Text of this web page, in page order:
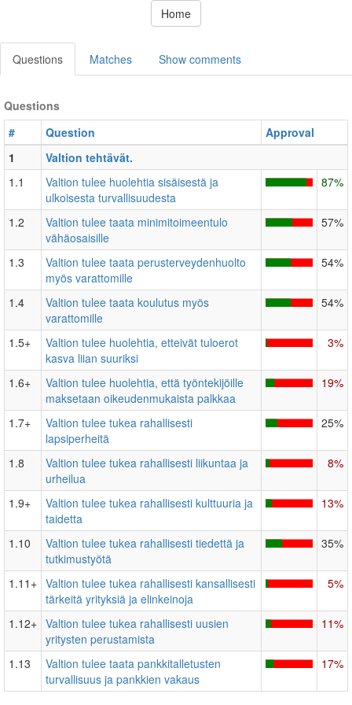
Home
Questions Matches Show comments
Questions
#
Question
Approval
1
Valtion tehtävät.
1.1
Valtion tulee huolehtia sisäisestä ja
ulkoisesta turvallisuudesta
87%
1.2
Valtion tulee taata minimitoimeentulo
vähäosaisille
57%
1.3
Valtion tulee taata perusterveydenhuolto
myös varattomille
54%
1.4
Valtion tulee taata koulutus myös
varattomille
54%
1.5+
Valtion tulee huolehtia, etteivät tuloerot
kasva liian suuriksi
3%
1.6+
Valtion tulee huolehtia, että työntekijöille
maksetaan oikeudenmukaista palkkaa
19%
1.7+
Valtion tulee tukea rahallisesti
lapsiperheitä
25%
1.8
Valtion tulee tukea rahallisesti liikuntaa ja
urheilua
8%
1.9+
Valtion tulee tukea rahallisesti kulttuuria ja
taidetta
13%
1.10
Valtion tulee tukea rahallisesti tiedettä ja
tutkimustyötä
35%
1.11+ Valtion tulee tukea rahallisesti kansallisesti
tärkeitä yrityksiä ja elinkeinoja
5%
1.12+ Valtion tulee tukea rahallisesti uusien
yritysten perustamista
11%
1.13
Valtion tulee taata pankkitalletusten
turvallisuus ja pankkien vakaus
17%